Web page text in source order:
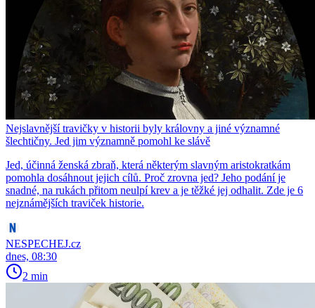
Nejslavnější travičky v historii byly královny a jiné významné
šlechtičny. Jed jim významně pomohl ke slávě
Jed, účinná ženská zbraň, která některým slavným aristokratkám
pomohla dosáhnout jejich cílů. Proč zrovna jed? Jeho podání je
snadné, na rukách přitom neulpí krev a je těžké jej odhalit. Zde je 6
nejznámějších traviček historie.
NESPECHEJ.cz
dnes, 08:30
2 min